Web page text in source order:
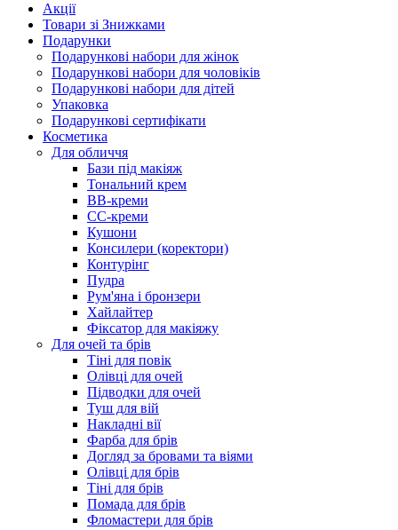
Акції
Товари зі Знижками
Подарунки
Подарункові набори для жінок
Подарункові набори для чоловіків
Подарункові набори для дітей
Упаковка
Подарункові сертифікати
Косметика
Для обличчя
Бази під макіяж
Тональний крем
BB-креми
CC-креми
Кушони
Консилери (коректори)
Контурінг
Пудра
Рум'яна і бронзери
Хайлайтер
Фіксатор для макіяжу
Для очей та брів
Тіні для повік
Олівці для очей
Підводки для очей
Туш для вій
Накладні вії
Фарба для брів
Догляд за бровами та віями
Олівці для брів
Тіні для брів
Помада для брів
Фломастери для брів